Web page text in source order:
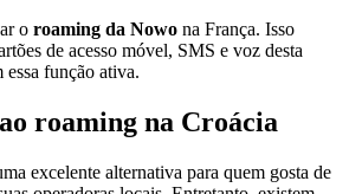
o roaming da Nowo na França. Isso
de acesso móvel, SMS e voz desta
essa função ativa.
roaming na Croácia
excelente alternativa para quem gosta de